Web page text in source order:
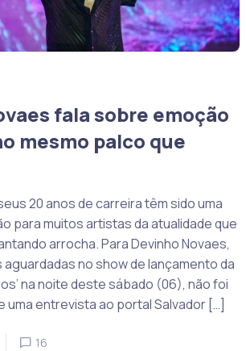
fala sobre emoção
mesmo palco que
20 anos de carreira têm sido uma
para muitos artistas da atualidade que
arrocha. Para Devinho Novaes,
no show de lançamento da
na noite deste sábado (06), não foi
uma entrevista ao portal Salvador […]
16